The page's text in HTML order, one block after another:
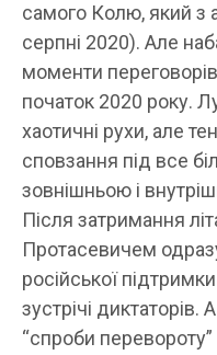
самого Колю, який з
серпні 2020). Але
моменти
початок 2020 року.
хаотичні рухи, але
сповзання під все
зовнішньою і
Після затримання
Протасевичем
російської
зустрічі диктаторів.
“спроби